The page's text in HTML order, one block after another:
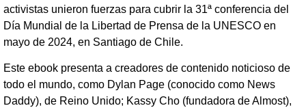
activistas unieron fuerzas para cubrir la 31ª conferencia del
Día Mundial de la Libertad de Prensa de la UNESCO en
mayo de 2024, en Santiago de Chile.
Este ebook presenta a creadores de contenido noticioso de
todo el mundo, como Dylan Page (conocido como News
Daddy), de Reino Unido; Kassy Cho (fundadora de Almost),